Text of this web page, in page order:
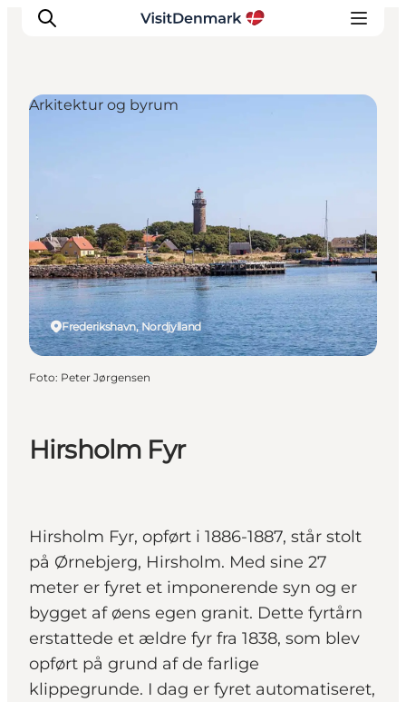
Overnatning
Planlæg ferien
Hirsholm Fyr
Hirsholm Fyr, opført i 1886-1887, står stolt
på Ørnebjerg, Hirsholm. Med sine 27
meter er fyret et imponerende syn og er
bygget af øens egen granit. Dette fyrtårn
erstattede et ældre fyr fra 1838, som blev
opført på grund af de farlige
klippegrunde. I dag er fyret automatiseret,
Frederikshavn, Nordjylland
Arkitektur og byrum
Foto: Peter Jørgensen